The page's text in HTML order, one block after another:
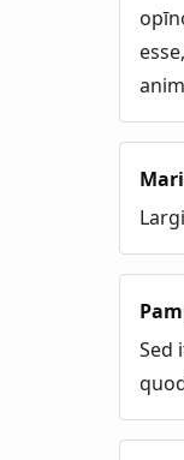
Sed